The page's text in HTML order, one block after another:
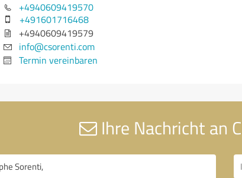
+4940609419570
+491601716468
+4940609419579
info@csorenti.com
Termin vereinbaren
Ihre Nachricht an